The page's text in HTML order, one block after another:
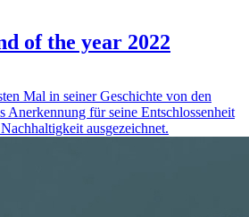
of the year 2022
Mal in seiner Geschichte von den
Anerkennung für seine Entschlossenheit
ausgezeichnet.